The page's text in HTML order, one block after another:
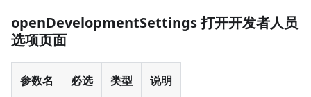
openDevelopmentSettings 打开开发者人员
选项页面
参数名 必选 类型 说明